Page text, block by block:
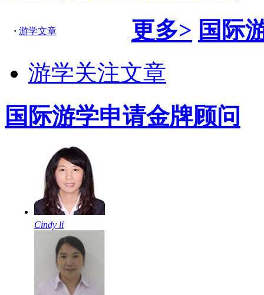
· 游学文章 更多> 国际
游学关注文章
国际游学申请金牌顾问
Cindy li